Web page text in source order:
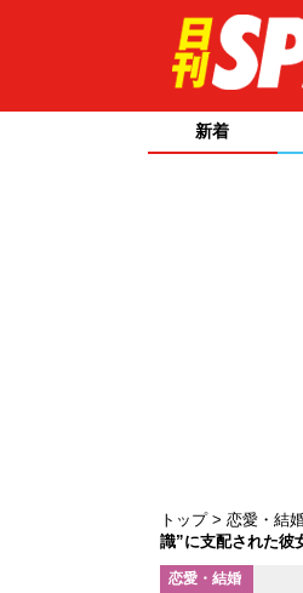
新着
トップ 恋愛・結
識”に支配された彼
恋愛・結婚